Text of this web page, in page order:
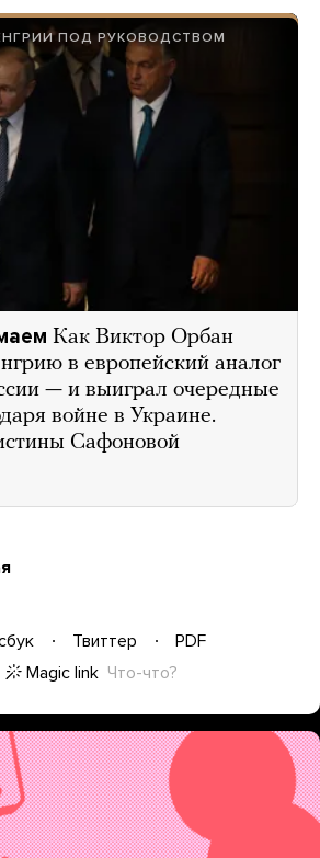
ПОД РУКОВОДСТВОМ
Как Виктор Орбан
в европейский аналог
— и выиграл очередные
войне в Украине.
Сафоновой
Твиттер
PDF
Magic link Что-что?